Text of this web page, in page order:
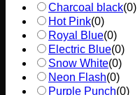
Charcoal black(0)
Hot Pink(0)
Royal Blue(0)
Electric Blue(0)
Snow White(0)
Neon Flash(0)
Purple Punch(0)